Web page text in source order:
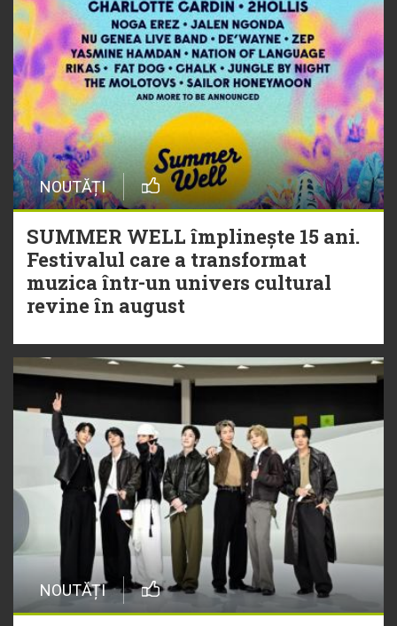
NOUTĂȚI
SUMMER WELL împlinește 15 ani.
Festivalul care a transformat
muzica într-un univers cultural
revine în august
NOUTĂȚI